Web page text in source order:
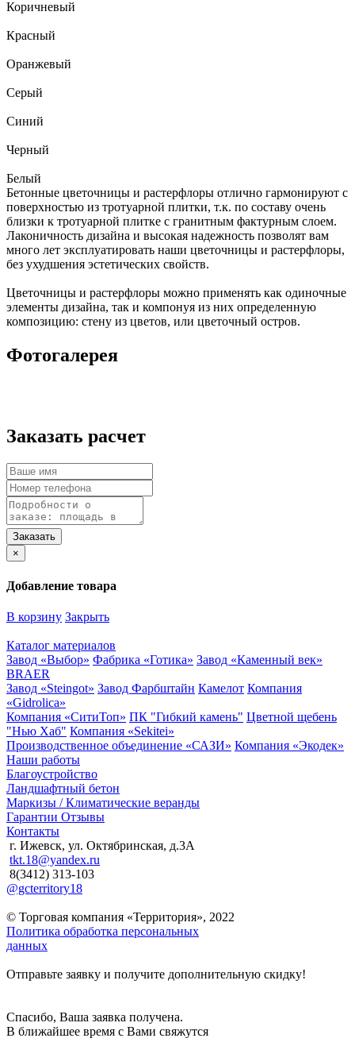
Коричневый
Красный
Оранжевый
Серый
Синий
Черный
Белый
Бетонные цветочницы и растерфлоры отлично гармонируют с
поверхностью из тротуарной плитки, т.к. по составу очень
близки к тротуарной плитке с гранитным фактурным слоем.
Лаконичность дизайна и высокая надежность позволят вам
много лет эксплуатировать наши цветочницы и растерфлоры,
без ухудшения эстетических свойств.
Цветочницы и растерфлоры можно применять как одиночные
элементы дизайна, так и компонуя из них определенную
композицию: стену из цветов, или цветочный остров.
Фотогалерея
Заказать расчет
×
Добавление товара
В корзину Закрыть
Каталог материалов
Завод «Выбор» Фабрика «Готика» Завод «Каменный век»
BRAER
Завод «Steingot» Завод Фарбштайн Камелот Компания
«Gidrolica»
Компания «СитиТоп» ПК "Гибкий камень" Цветной щебень
"Нью Хаб" Компания «Sekitei»
Производственное объединение «САЗИ» Компания «Экодек»
Наши работы
Благоустройство
Ландшафтный бетон
Маркизы / Климатические веранды
Гарантии Отзывы
Контакты
г. Ижевск, ул. Октябринская, д.3А
tkt.18@yandex.ru
8(3412) 313-103
@gcterritory18
© Торговая компания «Территория», 2022
Политика обработка персональных
данных
Отправьте заявку и получите дополнительную скидку!
Спасибо, Ваша заявка получена.
В ближайшее время с Вами свяжутся